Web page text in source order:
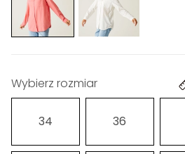
Wybierz rozmiar
34 36